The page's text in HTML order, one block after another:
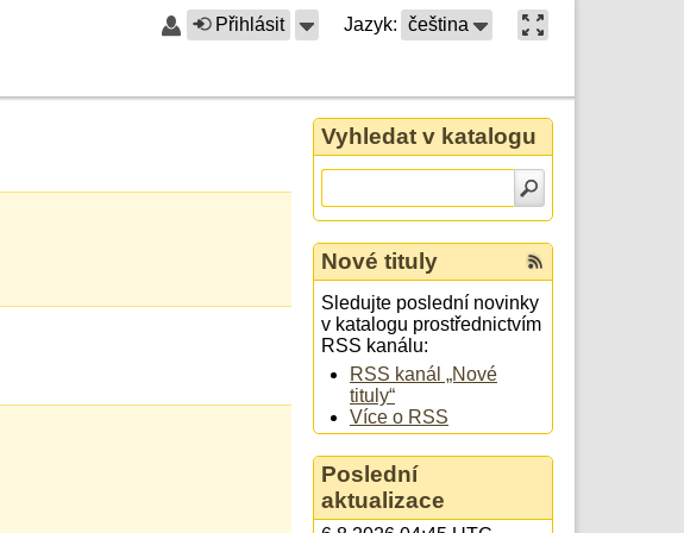
Přihlásit Jazyk: čeština
Vyhledat v katalogu
Nové tituly
Sledujte poslední novinky
v katalogu prostřednictvím
RSS kanálu:
RSS kanál „Nové
tituly“
Více o RSS
Poslední
aktualizace